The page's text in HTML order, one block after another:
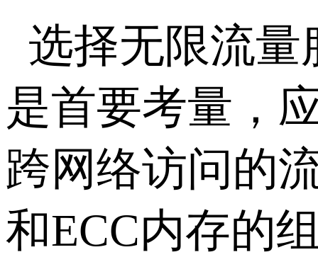
选择无限流量
是首要考量，
跨网络访问的
和ECC内存的